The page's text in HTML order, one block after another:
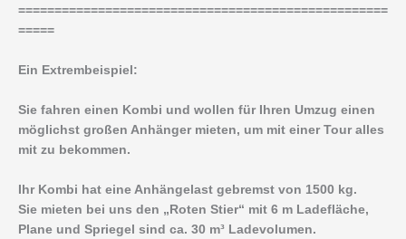
===================================================
=====
Ein Extrembeispiel:
Sie fahren einen Kombi und wollen für Ihren Umzug einen
möglichst großen Anhänger mieten, um mit einer Tour alles
mit zu bekommen.
Ihr Kombi hat eine Anhängelast gebremst von 1500 kg.
Sie mieten bei uns den „Roten Stier“ mit 6 m Ladefläche,
Plane und Spriegel sind ca. 30 m³ Ladevolumen.